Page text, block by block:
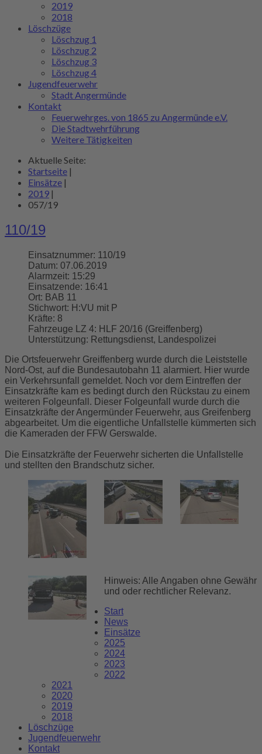
2019
2018
Löschzüge
Löschzug 1
Löschzug 2
Löschzug 3
Löschzug 4
Jugendfeuerwehr
Stadt Angermünde
Kontakt
Feuerwehrges. von 1865 zu Angermünde e.V.
Die Stadtwehrführung
Weitere Tätigkeiten
Aktuelle Seite:
Startseite |
Einsätze |
2019 |
057/19
110/19
Einsatznummer: 110/19
Datum: 07.06.2019
Alarmzeit: 15:29
Einsatzende: 16:41
Ort: BAB 11
Stichwort: H:VU mit P
Kräfte: 8
Fahrzeuge LZ 4: HLF 20/16 (Greiffenberg)
Unterstützung: Rettungsdienst, Landespolizei
Die Ortsfeuerwehr Greiffenberg wurde durch die Leiststelle
Nord-Ost, auf die Bundesautobahn 11 alarmiert. Hier wurde
ein Verkehrsunfall gemeldet. Noch vor dem Eintreffen der
Einsatzkräfte kam es bedingt durch den Rückstau zu einem
weiteren Folgeunfall. Dieser Folgeunfall wurde durch die
Einsatzkräfte der Angermünder Feuerwehr, aus Greifenberg
abgearbeitet. Um die eigentliche Unfallstelle kümmerten sich
die Kameraden der FFW Gerswalde.
Die Einsatzkräfte der Feuerwehr sicherten die Unfallstelle
und stellten den Brandschutz sicher.
Hinweis: Alle Angaben ohne Gewähr
und oder rechtlicher Relevanz.
Start
News
Einsätze
2025
2024
2023
2022
2021
2020
2019
2018
Löschzüge
Jugendfeuerwehr
Kontakt